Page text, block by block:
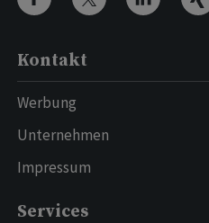
Kontakt
Werbung
Unternehmen
Impressum
Services